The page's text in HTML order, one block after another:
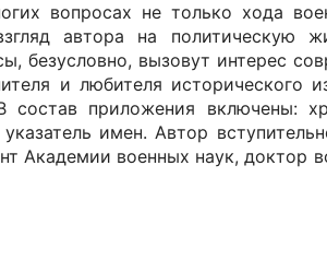
вопросах не только хода
автора на политическую
безусловно, вызовут интерес
и любителя исторического
приложения включены:
имен. Автор
Академии военных наук, доктор